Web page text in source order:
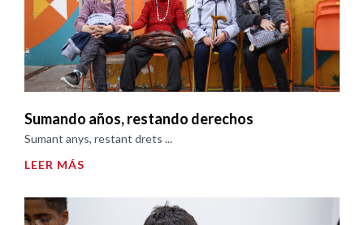
Sumando años, restando derechos
Sumant anys, restant drets ...
LEER MÁS